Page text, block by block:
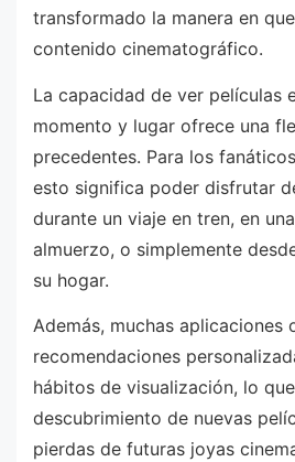
transformado la manera en
contenido cinematográfico.
La capacidad de ver películas
momento y lugar ofrece una
precedentes. Para los
esto significa poder disfrutar
durante un viaje en tren, en
almuerzo, o simplemente
su hogar.
Además, muchas aplicaciones
recomendaciones
hábitos de visualización, lo
descubrimiento de nuevas
pierdas de futuras joyas